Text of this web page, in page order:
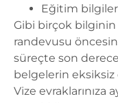
Eğitim
Gibi birçok bilginin
randevusu
süreçte son
belgelerin eksiksiz
Vize evraklarınıza